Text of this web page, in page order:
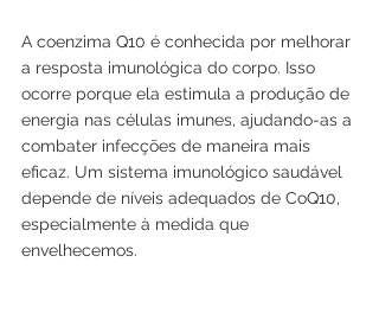
A coenzima Q10 é conhecida por melhorar
a resposta imunológica do corpo. Isso
ocorre porque ela estimula a produção de
energia nas células imunes, ajudando-as a
combater infecções de maneira mais
eficaz. Um sistema imunológico saudável
depende de níveis adequados de CoQ10,
especialmente à medida que
envelhecemos.